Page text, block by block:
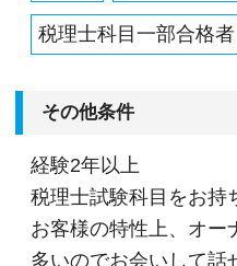
税理士科目一部合格者
その他条件
経験2年以上
税理士試験科目をお持
お客様の特性上、オー
多いのでお会いして話